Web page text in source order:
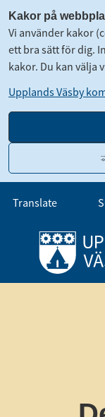
Kakor på
Vi använder kakor
ett bra sätt för dig.
kakor. Du kan välja
Upplands Väsby
Gå till innehåll
Translate